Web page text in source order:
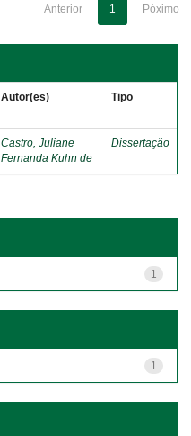
Anterior 1 Póximo
Autor(es) Tipo
Castro, Juliane
Fernanda Kuhn de
Dissertação
1
1